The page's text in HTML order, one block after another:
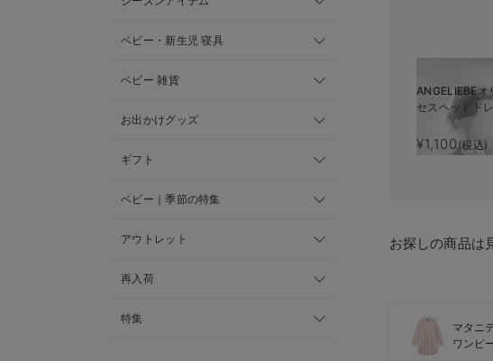
ベビー・新生児 寝具
ベビー 雑貨
お出かけグッズ
ギフト
ベビー｜季節の特集
アウトレット
再入荷
特集
ANGELIEBEオリジ
セスヘッドド
¥1,100(税込)
お探しの商品は
マタニ
ワンピ